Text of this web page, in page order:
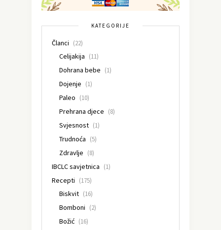
KATEGORIJE
Članci (22)
Celijakija (11)
Dohrana bebe (1)
Dojenje (1)
Paleo (10)
Prehrana djece (8)
Svjesnost (1)
Trudnoća (5)
Zdravlje (8)
IBCLC savjetnica (1)
Recepti (175)
Biskvit (16)
Bomboni (2)
Božić (16)